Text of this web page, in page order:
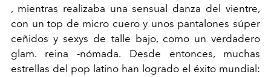
, mientras realizaba una sensual danza del vientre,
con un top de micro cuero y unos pantalones súper
ceñidos y sexys de talle bajo, como un verdadero
glam. reina -nómada. Desde entonces, muchas
estrellas del pop latino han logrado el éxito mundial: